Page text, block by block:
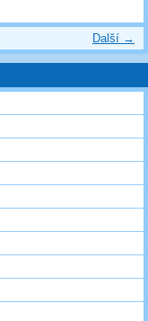
Další →